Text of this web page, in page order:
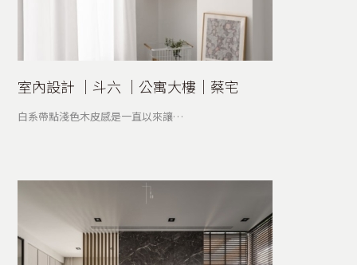
室內設計 │斗六 │公寓大樓│蔡宅
白系帶點淺色木皮感是一直以來讓…